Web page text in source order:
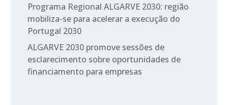
Programa Regional ALGARVE 2030: região
mobiliza-se para acelerar a execução do
Portugal 2030
ALGARVE 2030 promove sessões de
esclarecimento sobre oportunidades de
financiamento para empresas